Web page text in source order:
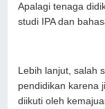
Apalagi tenaga
studi IPA dan
Lebih lanjut, salah
pendidikan karena
diikuti oleh